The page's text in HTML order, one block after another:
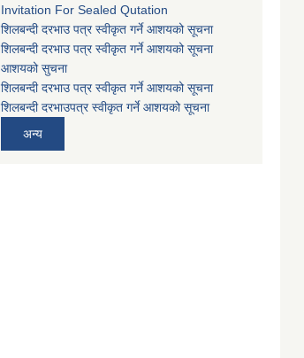
Invitation For Sealed Qutation
शिलबन्दी दरभाउ पत्र स्वीकृत गर्ने आशयको सूचना
शिलबन्दी दरभाउ पत्र स्वीकृत गर्ने आशयको सूचना
आशयको सुचना
शिलबन्दी दरभाउ पत्र स्वीकृत गर्ने आशयको सूचना
शिलबन्दी दरभाउपत्र स्वीकृत गर्ने आशयको सूचना
अन्य